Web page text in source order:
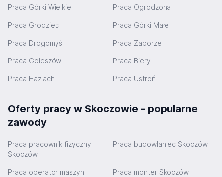
Praca Górki Wielkie Praca Ogrodzona
Praca Grodziec Praca Górki Małe
Praca Drogomyśl Praca Zaborze
Praca Goleszów Praca Biery
Praca Hażlach Praca Ustroń
Oferty pracy w Skoczowie - popularne
zawody
Praca pracownik fizyczny
Skoczów
Praca budowlaniec Skoczów
Praca operator maszyn
Praca monter Skoczów